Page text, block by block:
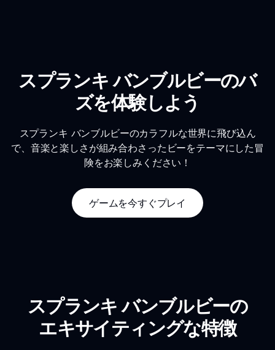
スプランキ バンブルビーのバ
ズを体験しよう
スプランキ バンブルビーのカラフルな世界に飛び込ん
で、音楽と楽しさが組み合わさったビーをテーマにした冒
険をお楽しみください！
ゲームを今すぐプレイ
スプランキ バンブルビーの
エキサイティングな特徴